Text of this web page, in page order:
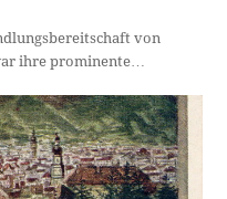
von
ihre prominente…